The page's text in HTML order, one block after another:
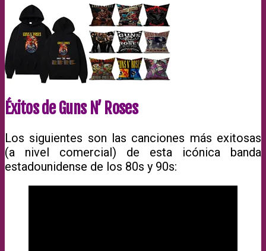
Éxitos de Guns N’ Roses
Los siguientes son las canciones más exitosas
(a nivel comercial) de esta icónica banda
estadounidense de los 80s y 90s: